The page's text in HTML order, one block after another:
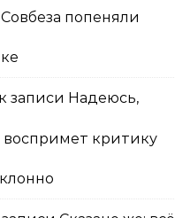
попеняли
к записи Надеюсь,
критику